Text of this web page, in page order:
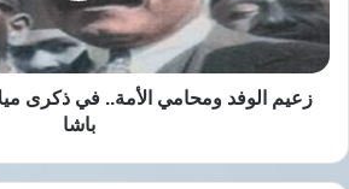
واتفق الوزيران على مواصلة
لدعم السلم والأمن والاستقرار في
ميلاد
مصطفى
النحاس
باشازعيم الوفد ومحامي الأمة.. في ذكرى
باشا